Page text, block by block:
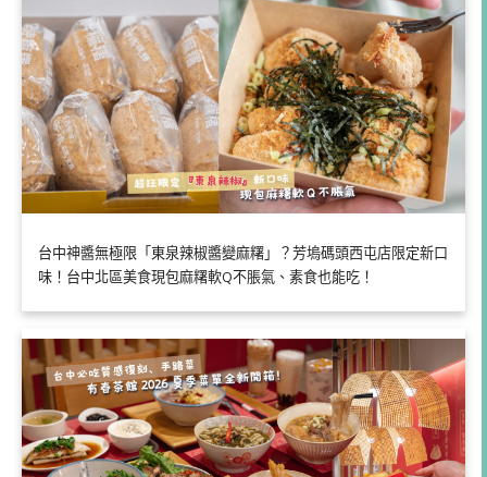
台中神醬無極限「東泉辣椒醬變麻糬」？芳塢碼頭西屯店限定新口
味！台中北區美食現包麻糬軟Q不脹氣、素食也能吃！